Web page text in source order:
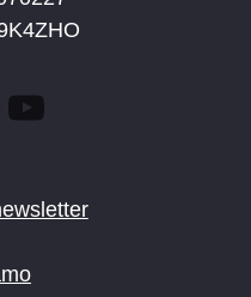
YouTube